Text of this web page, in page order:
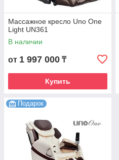
Массажное кресло Uno One
Light UN361
В наличии
от 1 997 000 ₸
Купить
Подарок